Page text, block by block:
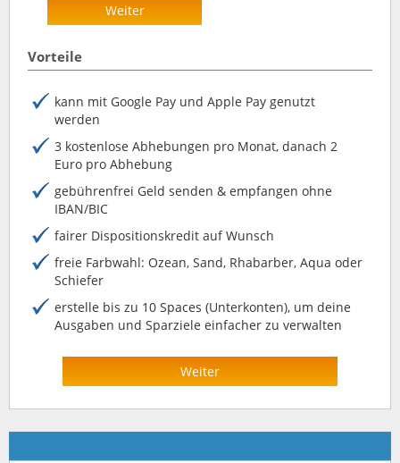
Weiter
Vorteile
kann mit Google Pay und Apple Pay genutzt
werden
3 kostenlose Abhebungen pro Monat, danach 2
Euro pro Abhebung
gebührenfrei Geld senden & empfangen ohne
IBAN/BIC
fairer Dispositionskredit auf Wunsch
freie Farbwahl: Ozean, Sand, Rhabarber, Aqua oder
Schiefer
erstelle bis zu 10 Spaces (Unterkonten), um deine
Ausgaben und Sparziele einfacher zu verwalten
Weiter